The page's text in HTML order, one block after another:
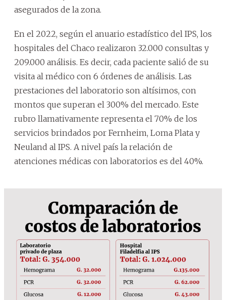
asegurados de la zona.
En el 2022, según el anuario estadístico del IPS, los
hospitales del Chaco realizaron 32.000 consultas y
209.000 análisis. Es decir, cada paciente salió de su
visita al médico con 6 órdenes de análisis. Las
prestaciones del laboratorio son altísimos, con
montos que superan el 300% del mercado. Este
rubro llamativamente representa el 70% de los
servicios brindados por Fernheim, Loma Plata y
Neuland al IPS. A nivel país la relación de
atenciones médicas con laboratorios es del 40%.